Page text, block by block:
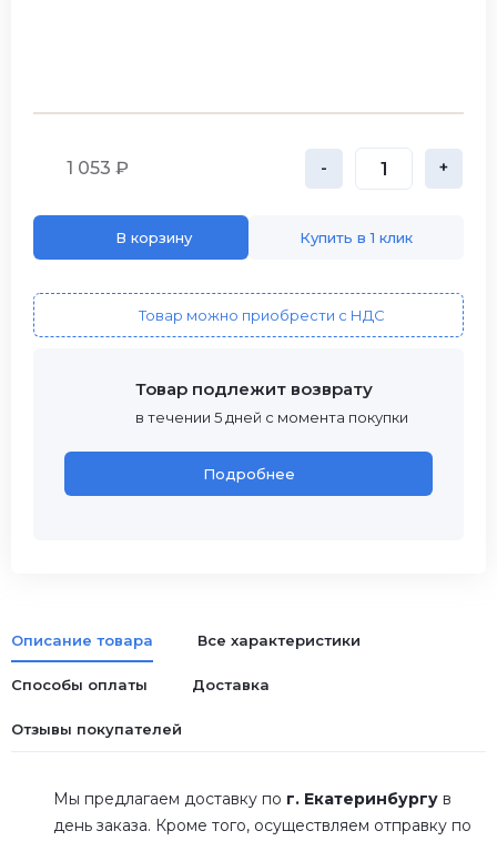
1 053 ₽ - +
В корзину Купить в 1 клик
Товар можно приобрести с НДС
Товар подлежит возврату
в течении 5 дней с момента покупки
Подробнее
Описание товара Все характеристики
Способы оплаты Доставка
Отзывы покупателей
Мы предлагаем доставку по г. Екатеринбургу в
день заказа. Кроме того, осуществляем отправку по